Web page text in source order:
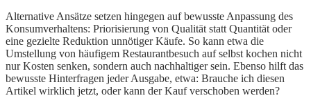
Alternative Ansätze setzen hingegen auf bewusste Anpassung des
Konsumverhaltens: Priorisierung von Qualität statt Quantität oder
eine gezielte Reduktion unnötiger Käufe. So kann etwa die
Umstellung von häufigem Restaurantbesuch auf selbst kochen nicht
nur Kosten senken, sondern auch nachhaltiger sein. Ebenso hilft das
bewusste Hinterfragen jeder Ausgabe, etwa: Brauche ich diesen
Artikel wirklich jetzt, oder kann der Kauf verschoben werden?